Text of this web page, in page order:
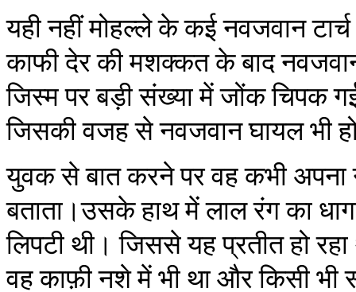
यही नहीं मोहल्ले के कई नवजवान
काफी देर की मशक्कत के बाद
जिस्म पर बड़ी संख्या में जोंक चिपक
जिसकी वजह से नवजवान घायल भी
युवक से बात करने पर वह कभी अपना
बताता।उसके हाथ में लाल रंग का
लिपटी थी। जिससे यह प्रतीत हो
वह काफ़ी नशे में भी था और किसी भी